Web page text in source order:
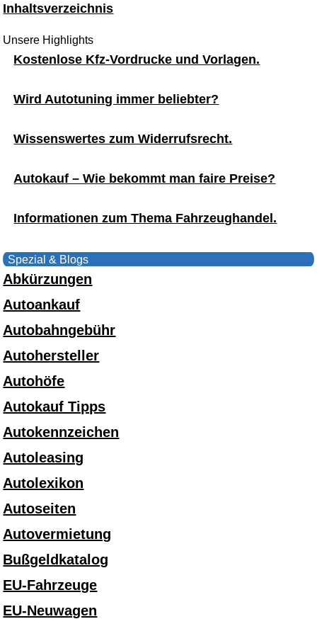
Inhaltsverzeichnis
Unsere Highlights
Kostenlose Kfz-Vordrucke und Vorlagen.
Wird Autotuning immer beliebter?
Wissenswertes zum Widerrufsrecht.
Autokauf – Wie bekommt man faire Preise?
Informationen zum Thema Fahrzeughandel.
Spezial & Blogs
Abkürzungen
Autoankauf
Autobahngebühr
Autohersteller
Autohöfe
Autokauf Tipps
Autokennzeichen
Autoleasing
Autolexikon
Autoseiten
Autovermietung
Bußgeldkatalog
EU-Fahrzeuge
EU-Neuwagen